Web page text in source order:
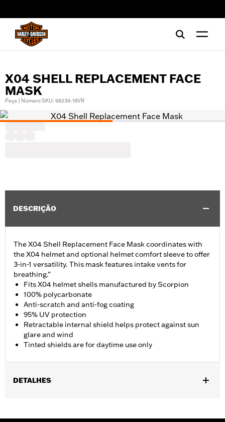
X04 SHELL REPLACEMENT FACE
MASK
Peça | Número SKU: 98239-18VR
DESCRIÇÃO
The X04 Shell Replacement Face Mask coordinates with
the X04 helmet and optional helmet comfort sleeve to offer
3-in-1 versatility. This mask features intake vents for
breathing.”
Fits X04 helmet shells manufactured by Scorpion
100% polycarbonate
Anti-scratch and anti-fog coating
95% UV protection
Retractable internal shield helps protect against sun
glare and wind
Tinted shields are for daytime use only
DETALHES
Collection:Genuine Motorclothes